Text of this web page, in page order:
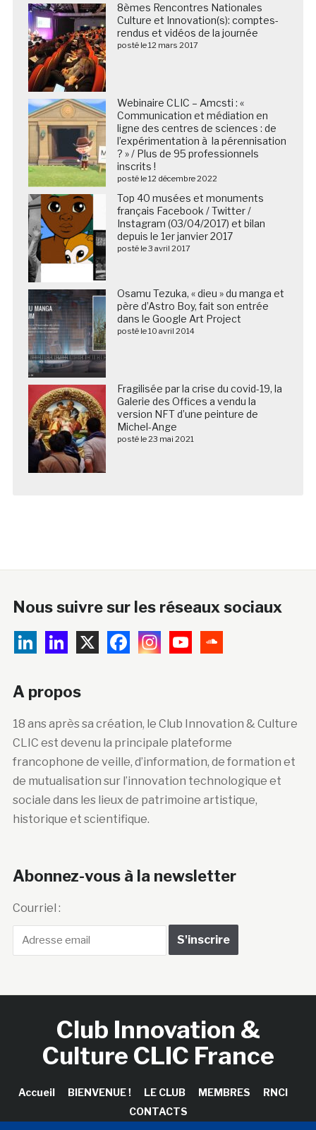
8èmes Rencontres Nationales
Culture et Innovation(s): comptes-
rendus et vidéos de la journée
posté le 12 mars 2017
Webinaire CLIC – Amcsti : «
Communication et médiation en
ligne des centres de sciences : de
l’expérimentation à la pérennisation
? » / Plus de 95 professionnels
inscrits !
posté le 12 décembre 2022
Top 40 musées et monuments
français Facebook / Twitter /
Instagram (03/04/2017) et bilan
depuis le 1er janvier 2017
posté le 3 avril 2017
Osamu Tezuka, « dieu » du manga et
père d’Astro Boy, fait son entrée
dans le Google Art Project
posté le 10 avril 2014
Fragilisée par la crise du covid-19, la
Galerie des Offices a vendu la
version NFT d’une peinture de
Michel-Ange
posté le 23 mai 2021
Nous suivre sur les réseaux sociaux
A propos
18 ans après sa création, le Club Innovation & Culture
CLIC est devenu la principale plateforme
francophone de veille, d’information, de formation et
de mutualisation sur l’innovation technologique et
sociale dans les lieux de patrimoine artistique,
historique et scientifique.
Abonnez-vous à la newsletter
Courriel :
Club Innovation &
Culture CLIC France
Accueil BIENVENUE ! LE CLUB MEMBRES
RNCI
CONTACTS